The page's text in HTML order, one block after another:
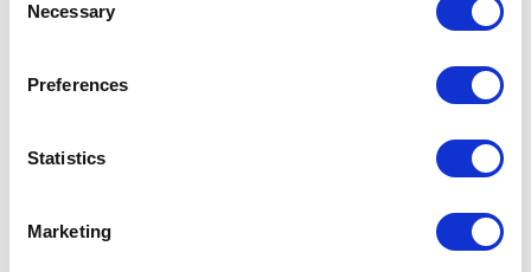
Selection
Necessary
Preferences
Statistics
Marketing